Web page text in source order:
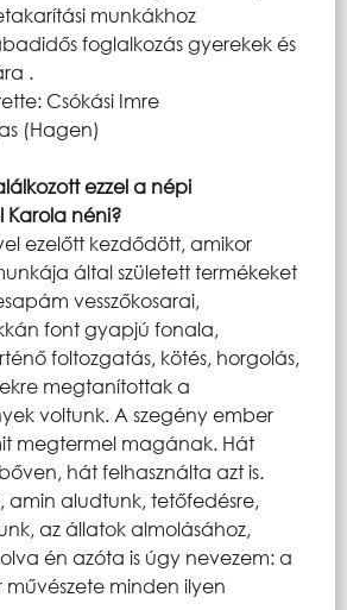
munkákhoz
foglalkozás gyerekek és
.
Csókási Imre
(Hagen)
ezzel a népi
Karola néni?
ezelőtt kezdődött, amikor
által született termékeket
vesszőkosarai,
font gyapjú fonala,
foltozgatás, kötés, horgolás,
megtanítottak a
voltunk. A szegény ember
megtermel magának. Hát
hát felhasználta azt is.
amin aludtunk, tetőfedésre,
az állatok almolásához,
én azóta is úgy nevezem: a
minden ilyen